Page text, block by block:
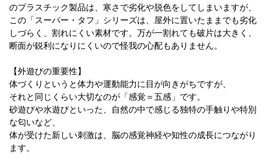
のプラスチック製品は、寒さで劣化や脱色をしてしまいますが、
この「スーパー・タフ」シリーズは、屋外に置いたままでも劣化
しづらく、割れにくい素材です。万が一割れても破片は大きく、
断面が鋭利になりにくいので怪我の心配もありません。
【外遊びの重要性】
体づくりというと体力や運動能力に目が向きがちですが、
それと同じくらい大切なのが「感覚＝五感」です。
砂遊びや水遊びといった、自然の中で感じる独特の手触りや特別
な匂いなど、
体が受けた新しい刺激は、脳の感覚神経や知性の成長につながり
ます。